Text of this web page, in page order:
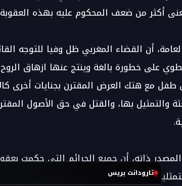
أكثر من ضعف المحكوم عليه بهذه العقوبة (79
أن القضاء المغربي ظل وفيا للتوجه
على خطورة بالغة وينتج عنها ازهاق
مع هتك العرض المقترن بجنايات أخرى
والتمثيل بها، والقتل في حق الأصول
ذاته، أن جميع الجرائم التي حكمت
في سبق الإصرار والترصد، بمعنى أن
تارودانت بريس